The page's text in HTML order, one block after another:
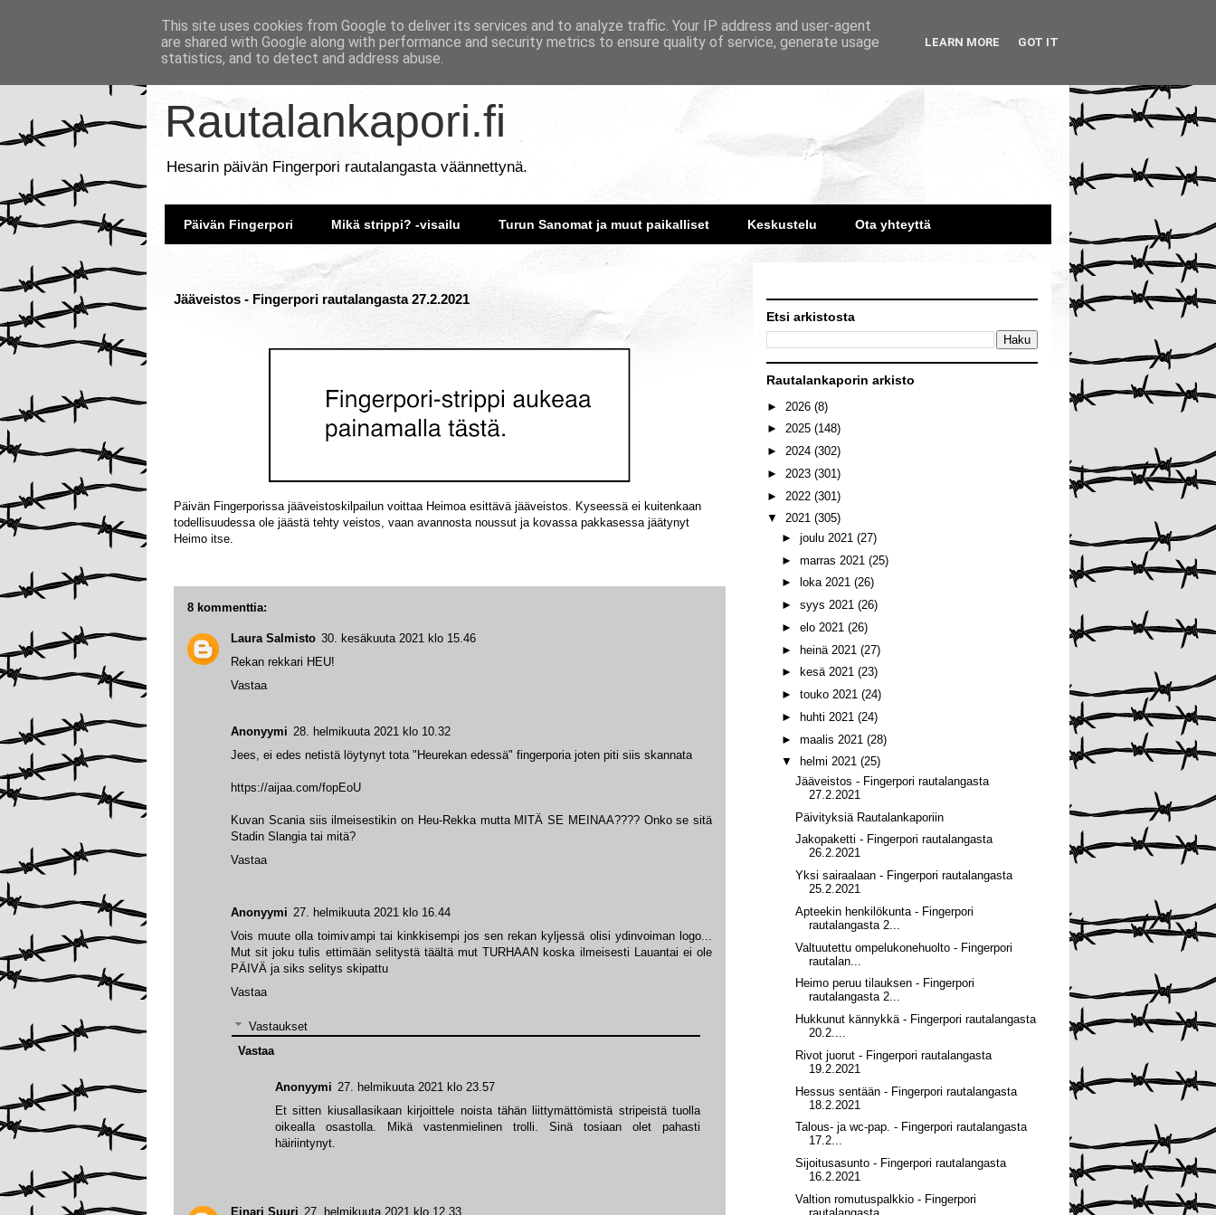
Rautalankapori.fi
Hesarin päivän Fingerpori rautalangasta väännettynä.
Päivän Fingerpori Mikä strippi? -visailu Turun Sanomat ja muut paikalliset Keskustelu Ota yhteyttä
Jääveistos - Fingerpori rautalangasta 27.2.2021
Päivän Fingerporissa jääveistoskilpailun voittaa Heimoa esittävä jääveistos. Kyseessä ei kuitenkaan
todellisuudessa ole jäästä tehty veistos, vaan avannosta noussut ja kovassa pakkasessa jäätynyt
Heimo itse.
8 kommenttia:
Einari Suuri 27. helmikuuta 2021 klo 12.33
Anonyymi 27. helmikuuta 2021 klo 16.44
Vois muute olla toimivampi tai kinkkisempi jos sen rekan kyljessä olisi ydinvoiman logo...
Mut sit joku tulis ettimään selitystä täältä mut TURHAAN koska ilmeisesti Lauantai ei ole
PÄIVÄ ja siks selitys skipattu
Vastaa
Vastaukset
Anonyymi 27. helmikuuta 2021 klo 23.57
Et sitten kiusallasikaan kirjoittele noista tähän liittymättömistä stripeistä tuolla
oikealla osastolla. Mikä vastenmielinen trolli. Sinä tosiaan olet pahasti
häiriintynyt.
Vastaa
Anonyymi 28. helmikuuta 2021 klo 10.32
Jees, ei edes netistä löytynyt tota "Heurekan edessä" fingerporia joten piti siis skannata
https://aijaa.com/fopEoU
Kuvan Scania siis ilmeisestikin on Heu-Rekka mutta MITÄ SE MEINAA???? Onko se sitä
Stadin Slangia tai mitä?
Vastaa
Laura Salmisto 30. kesäkuuta 2021 klo 15.46
Rekan rekkari HEU!
Vastaa
Etsi arkistosta
Rautalankaporin arkisto
► 2026 (8)
► 2025 (148)
► 2024 (302)
► 2023 (301)
► 2022 (301)
▼ 2021 (305)
► joulu 2021 (27)
► marras 2021 (25)
►
loka 2021 (26)
► syys 2021 (26)
► elo 2021 (26)
► heinä 2021 (27)
►
kesä 2021 (23)
► touko 2021 (24)
►
huhti 2021 (24)
► maalis 2021 (28)
▼
helmi 2021 (25)
Jääveistos - Fingerpori rautalangasta
27.2.2021
Päivityksiä Rautalankaporiin
Jakopaketti - Fingerpori rautalangasta
26.2.2021
Yksi sairaalaan - Fingerpori rautalangasta
25.2.2021
Apteekin henkilökunta - Fingerpori
rautalangasta 2...
Valtuutettu ompelukonehuolto - Fingerpori
rautalan...
Heimo peruu tilauksen - Fingerpori
rautalangasta 2...
Hukkunut kännykkä - Fingerpori rautalangasta
20.2....
Rivot juorut - Fingerpori rautalangasta
19.2.2021
Hessus sentään - Fingerpori rautalangasta
18.2.2021
Talous- ja wc-pap. - Fingerpori rautalangasta
17.2...
Sijoitusasunto - Fingerpori rautalangasta
16.2.2021
Valtion romutuspalkkio - Fingerpori
This site uses cookies from Google to deliver its services and to analyze traffic. Your IP address and user-agent
are shared with Google along with performance and security metrics to ensure quality of service, generate usage
statistics, and to detect and address abuse.
LEARN MORE GOT IT